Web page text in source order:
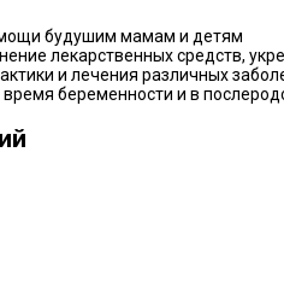
будушим мамам и детям
лекарственных средств,
и лечения различных
беременности и в